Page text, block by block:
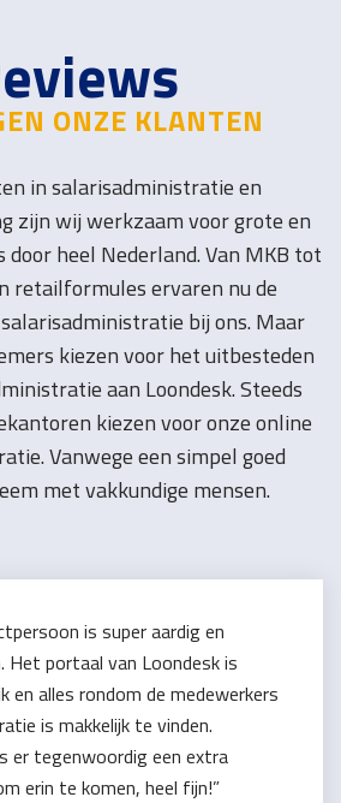
ONZE KLANTEN
in salarisadministratie en
zijn wij werkzaam voor grote en
heel Nederland. Van MKB tot
retailformules ervaren nu de
bij ons. Maar
kiezen voor het uitbesteden
aan Loondesk. Steeds
kiezen voor onze online
Vanwege een simpel goed
met vakkundige mensen.
is super aardig en
Het portaal van Loondesk is
en alles rondom de medewerkers
is makkelijk te vinden.
er tegenwoordig een extra
erin te komen, heel fijn!”